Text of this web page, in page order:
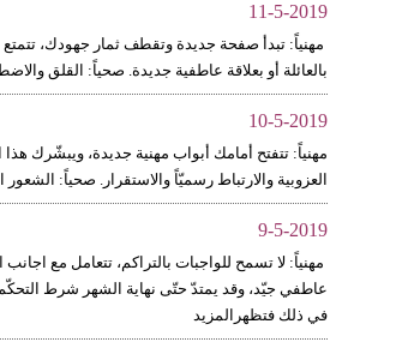
11-5-2019
مهنياً: تبدأ صفحة جديدة وتقطف ثمار جهودك،
بالعائلة أو بعلاقة عاطفية جديدة. صحياً: القلق
10-5-2019
مهنياً: تتفتح أمامك أبواب مهنية جديدة، ويبشّرك
العزوبية والارتباط رسميّاً والاستقرار. صحياً:
9-5-2019
مهنياً: لا تسمح للواجبات بالتراكم، تتعامل مع
عاطفي جيّد، وقد يمتدّ حتّى نهاية الشهر شرط
في ذلك فتظهرالمزيد